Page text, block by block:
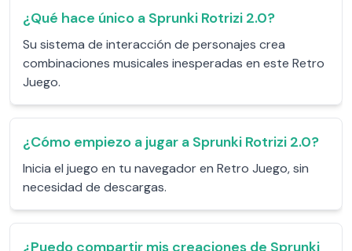
¿Qué hace único a Sprunki Rotrizi 2.0?
Su sistema de interacción de personajes crea
combinaciones musicales inesperadas en este Retro
Juego.
¿Cómo empiezo a jugar a Sprunki Rotrizi 2.0?
Inicia el juego en tu navegador en Retro Juego, sin
necesidad de descargas.
¿Puedo compartir mis creaciones de Sprunki